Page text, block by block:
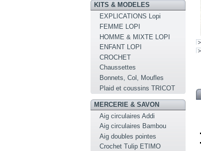
KITS & MODELES
EXPLICATIONS Lopi
FEMME LOPI
HOMME & MIXTE LOPI
ENFANT LOPI
CROCHET
Chaussettes
Bonnets, Col, Moufles
Plaid et coussins TRICOT
MERCERIE & SAVON
Aig circulaires Addi
Aig circulaires Bambou
Aig doubles pointes
Crochet Tulip ETIMO